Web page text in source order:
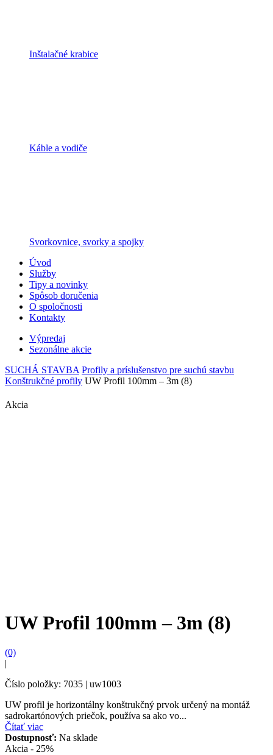
Inštalačné krabice
Káble a vodiče
Svorkovnice, svorky a spojky
Úvod
Služby
Tipy a novinky
Spôsob doručenia
O spoločnosti
Kontakty
Výpredaj
Sezonálne akcie
SUCHÁ STAVBA Profily a príslušenstvo pre suchú stavbu
Konštrukčné profily UW Profil 100mm – 3m (8)
Akcia
UW Profil 100mm – 3m (8)
(0)
|
Číslo položky: 7035 | uw1003
UW profil je horizontálny konštrukčný prvok určený na montáž
sadrokartónových priečok, používa sa ako vo...
Čítať viac
Dostupnosť: Na sklade
Akcia - 25%